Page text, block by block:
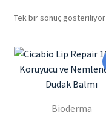
Tek bir sonuç gösteriliyor
Bioderma